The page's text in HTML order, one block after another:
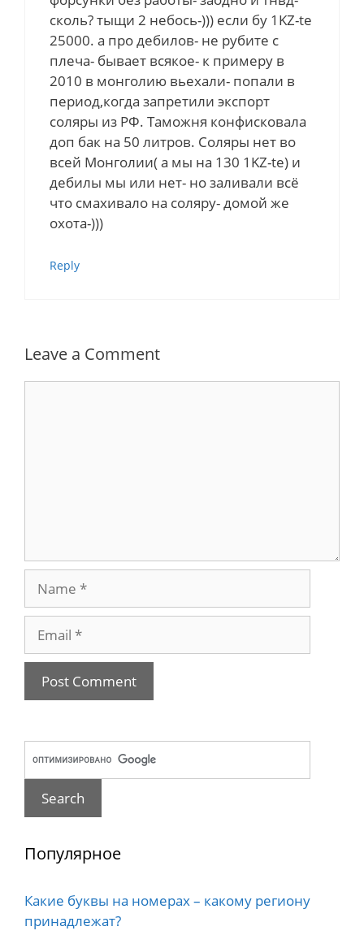
сколь? тыщи 2 небось-))) если бу 1KZ-te
25000. а про дебилов- не рубите с
плеча- бывает всякое- к примеру в
2010 в монголию вьехали- попали в
период,когда запретили экспорт
соляры из РФ. Таможня конфисковала
доп бак на 50 литров. Соляры нет во
всей Монголии( а мы на 130 1KZ-te) и
дебилы мы или нет- но заливали всё
что смахивало на соляру- домой же
охота-)))
Reply
Leave a Comment
Популярное
Какие буквы на номерах – какому региону
принадлежат?